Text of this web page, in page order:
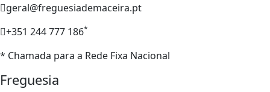
geral@freguesiademaceira.pt
+351 244 777 186*
* Chamada para a Rede Fixa Nacional
Freguesia